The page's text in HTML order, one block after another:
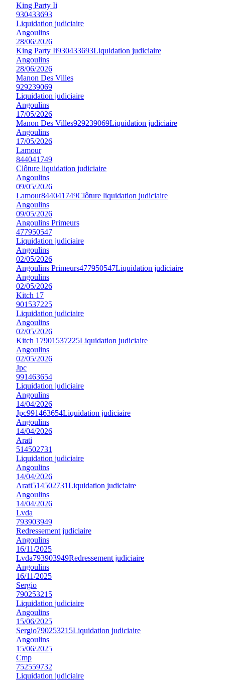
King Party Ii
930433693
Liquidation judiciaire
Angoulins
28/06/2026
King Party Ii930433693Liquidation judiciaire
Angoulins
28/06/2026
Manon Des Villes
929239069
Liquidation judiciaire
Angoulins
17/05/2026
Manon Des Villes929239069Liquidation judiciaire
Angoulins
17/05/2026
Lamour
844041749
Clôture liquidation judiciaire
Angoulins
09/05/2026
Lamour844041749Clôture liquidation judiciaire
Angoulins
09/05/2026
Angoulins Primeurs
477950547
Liquidation judiciaire
Angoulins
02/05/2026
Angoulins Primeurs477950547Liquidation judiciaire
Angoulins
02/05/2026
Kitch 17
901537225
Liquidation judiciaire
Angoulins
02/05/2026
Kitch 17901537225Liquidation judiciaire
Angoulins
02/05/2026
Jpc
991463654
Liquidation judiciaire
Angoulins
14/04/2026
Jpc991463654Liquidation judiciaire
Angoulins
14/04/2026
Arati
514502731
Liquidation judiciaire
Angoulins
14/04/2026
Arati514502731Liquidation judiciaire
Angoulins
14/04/2026
Lvda
793903949
Redressement judiciaire
Angoulins
16/11/2025
Lvda793903949Redressement judiciaire
Angoulins
16/11/2025
Sergio
790253215
Liquidation judiciaire
Angoulins
15/06/2025
Sergio790253215Liquidation judiciaire
Angoulins
15/06/2025
Cmp
752559732
Liquidation judiciaire